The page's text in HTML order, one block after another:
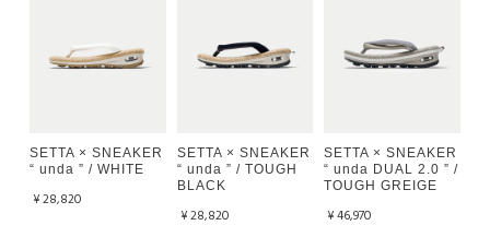
SETTA × SNEAKER
“ unda ” / WHITE
¥28,820
SETTA × SNEAKER
“ unda ” / TOUGH
BLACK
¥28,820
SETTA × SNEAKER
“ unda DUAL 2.0 ” /
TOUGH GREIGE
¥46,970